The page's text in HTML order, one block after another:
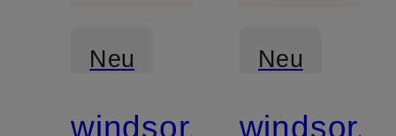
Neu
windsor.
Neu
Mix &
windsor.